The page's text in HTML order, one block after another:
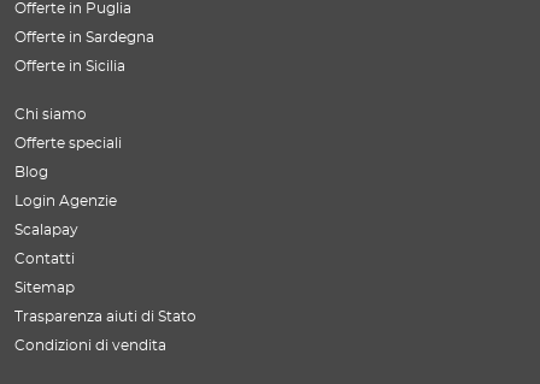
Offerte in Puglia
Offerte in Sardegna
Offerte in Sicilia
Chi siamo
Offerte speciali
Blog
Login Agenzie
Scalapay
Contatti
Sitemap
Trasparenza aiuti di Stato
Condizioni di vendita